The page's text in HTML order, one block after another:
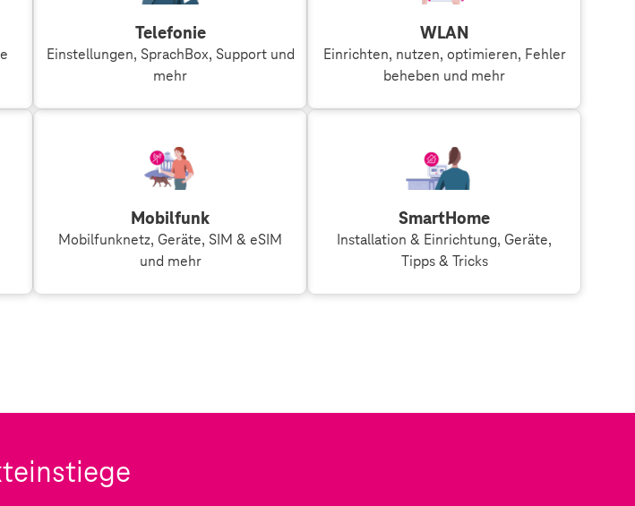
Telefonie
Einstellungen, SprachBox, Support und
mehr
WLAN
Einrichten, nutzen, optimieren, Fehler
beheben und mehr
Mobilfunk
Mobilfunknetz, Geräte, SIM & eSIM
und mehr
SmartHome
Installation & Einrichtung, Geräte,
Tipps & Tricks